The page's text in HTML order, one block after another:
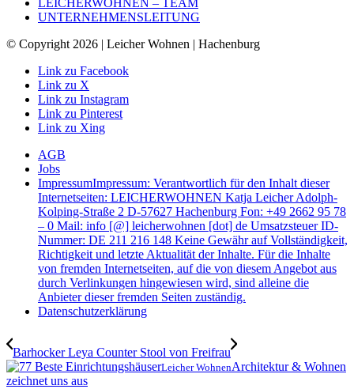
LEICHERWOHNEN – TEAM
UNTERNEHMENSLEITUNG
© Copyright 2026 | Leicher Wohnen | Hachenburg
Link zu Facebook
Link zu X
Link zu Instagram
Link zu Pinterest
Link zu Xing
AGB
Jobs
ImpressumImpressum: Verantwortlich für den Inhalt dieser
Internetseiten: LEICHERWOHNEN Katja Leicher Adolph-
Kolping-Straße 2 D-57627 Hachenburg Fon: +49 2662 95 78
– 0 Mail: info [@] leicherwohnen [dot] de Umsatzsteuer ID-
Nummer: DE 211 216 148 Keine Gewähr auf Vollständigkeit,
Richtigkeit und letzte Aktualität der Inhalte. Für die Inhalte
von fremden Internetseiten, auf die von diesem Angebot aus
durch Verlinkungen hingewiesen wird, sind alleine die
Anbieter dieser fremden Seiten zuständig.
Datenschutzerklärung
Barhocker Leya Counter Stool von Freifrau
Leicher WohnenArchitektur & Wohnen
zeichnet uns aus